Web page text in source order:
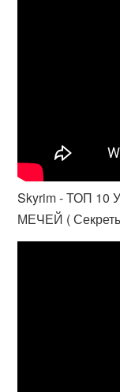
Skyrim - ТОП
МЕЧЕЙ (